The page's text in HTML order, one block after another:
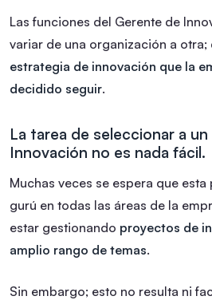
Las funciones del Gerente de
variar de una organización a
estrategia de innovación que la
decidido seguir.
La tarea de seleccionar a
Innovación no es nada fácil.
Muchas veces se espera que
gurú en todas las áreas de la
estar gestionando proyectos de
amplio rango de temas.
Sin embargo; esto no resulta ni